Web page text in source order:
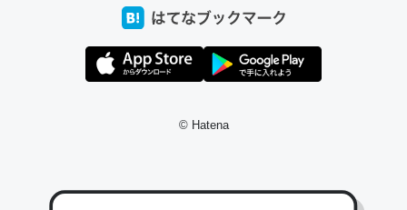
たいなのでネット環境作ったけどAlexaしか使わないので
© Hatena